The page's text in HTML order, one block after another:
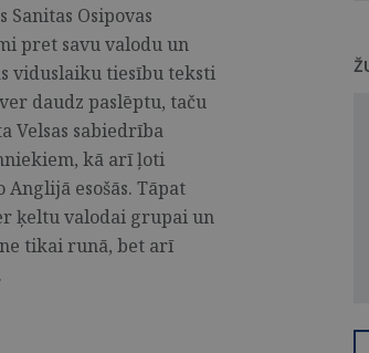
Osipovas
pret savu valodu un
viduslaiku tiesību teksti
daudz paslēptu, taču
Velsas sabiedrība
kā arī ļoti
esošās. Tāpat
ķeltu valodai grupai un
tikai runā, bet arī